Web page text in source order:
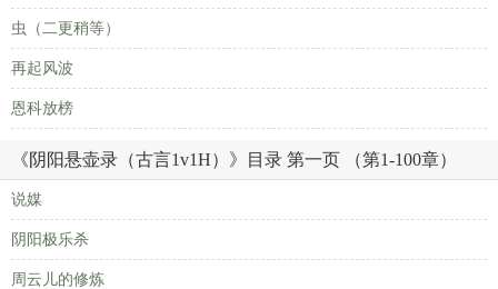
虫（二更稍等）
再起风波
恩科放榜
《阴阳悬壶录（古言1v1H）》目录 第一页 （第1-100章）
说媒
阴阳极乐杀
周云儿的修炼